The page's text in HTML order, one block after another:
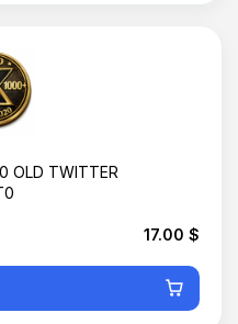
OLD TWITTER
17.00 $